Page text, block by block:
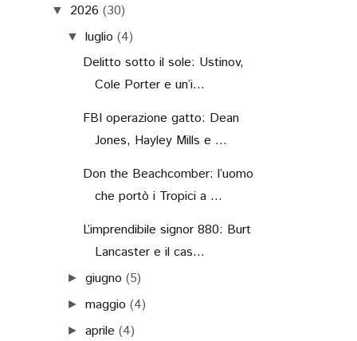
▼ 2026 (30)
▼ luglio (4)
Delitto sotto il sole: Ustinov,
Cole Porter e un’i...
FBI operazione gatto: Dean
Jones, Hayley Mills e ...
Don the Beachcomber: l’uomo
che portò i Tropici a ...
L’imprendibile signor 880: Burt
Lancaster e il cas...
►giugno (5)
►maggio (4)
►aprile (4)